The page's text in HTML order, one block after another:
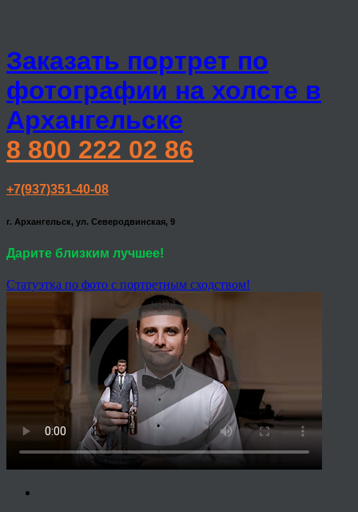
Заказать портрет по
фотографии на холсте в
Архангельске
8 800 222 02 86
+7(937)351-40-08
г. Архангельск, ул. Северодвинская, 9
Дарите близким лучшее!
Статуэтка по фото с портретным сходством!